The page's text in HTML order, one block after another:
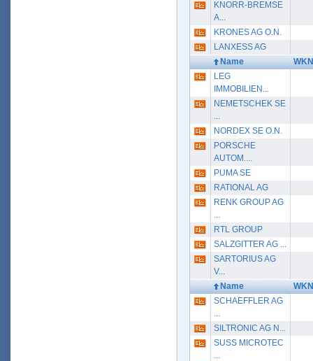
KNORR-BREMSE
A...
KRONES AG O.N.
LANXESS AG
Name
WKN
LEG
IMMOBILIEN...
NEMETSCHEK SE
...
NORDEX SE O.N.
PORSCHE
AUTOM....
PUMA SE
RATIONAL AG
RENK GROUP AG
...
RTL GROUP
SALZGITTER AG ...
SARTORIUS AG
V...
Name
WKN
SCHAEFFLER AG
...
SILTRONIC AG N...
SUSS MICROTEC
...